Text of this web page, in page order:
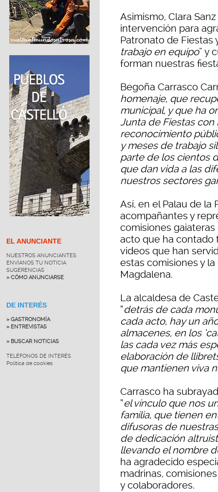
EL ANUNCIANTE
NUESTROS ANUNCIANTES
ENVÍANOS TU NOTICIA
SUGERENCIAS
» CÓMO ANUNCIARSE
DE INTERÉS
» GASTRONOMÍA
» ENTREVISTAS
» BUSCAR NOTICIAS
TELÉFONOS DE INTERÉS
Política de cookies
Asimismo, Clara
intervención para
Patronato de Fiestas
trabajo en equipo” y
forman nuestras
Begoña Carrasco
homenaje, que
municipal, y que ha
Junta de Fiestas
reconocimiento
y meses de trabajo
parte de los cientos
que dan vida a las
nuestros sectores
Así, en el Palau de la
acompañantes y
comisiones
acto que ha contado
videos que han
estas comisiones y
Magdalena.
La alcaldesa de
“detrás de cada
cada acto, hay un
almacenes, en los
las cada vez más
elaboración de
que mantienen viva
Carrasco ha
“el vínculo que nos
familia, que tienen
difusoras de
de dedicación
llevando el nombre
ha agradecido
madrinas,
y colaboradores.